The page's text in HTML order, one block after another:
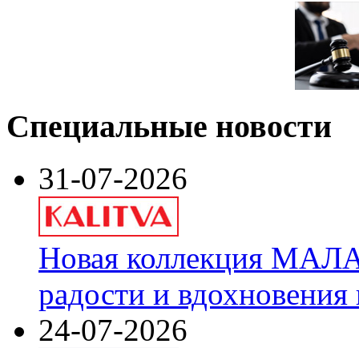
Специальные новости
31-07-2026
Новая коллекция
радости и
24-07-2026